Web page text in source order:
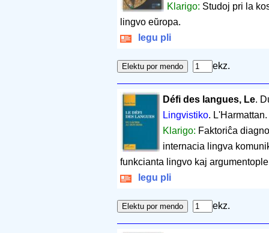
Klarigo: Studoj pri la
lingvo eŭropa.
legu pli
ekz.
Défi des langues, Le.
Lingvistiko.
Klarigo: Faktoriĉa
internacia lingva
funkcianta lingvo kaj
legu pli
ekz.